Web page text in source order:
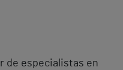
de especialistas en